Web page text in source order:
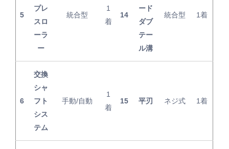
5
プレ
スロ
ーラ
ー
統合型
1
着
14
ード
ダブ
テー
ル溝
統合型 1着
6
交換
シャ
フト
シス
テム
手動/自動
1
着
15 平刃 ネジ式 1着